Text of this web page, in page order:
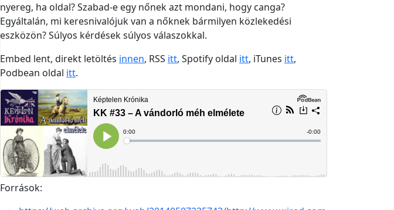
nyereg, ha oldal? Szabad-e egy nőnek azt mondani, hogy canga?
Egyáltalán, mi keresnivalójuk van a nőknek bármilyen közlekedési
eszközön? Súlyos kérdések súlyos válaszokkal.
Embed lent, direkt letöltés innen, RSS itt, Spotify oldal itt, iTunes itt,
Podbean oldal itt.
Források: